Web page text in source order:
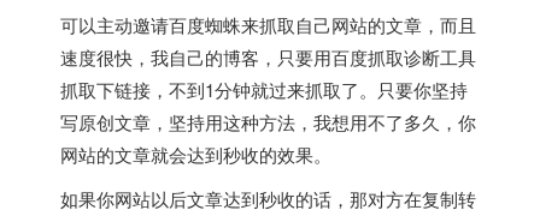
可以主动邀请百度蜘蛛来抓取自己网站的文章，而且
速度很快，我自己的博客，只要用百度抓取诊断工具
抓取下链接，不到1分钟就过来抓取了。只要你坚持
写原创文章，坚持用这种方法，我想用不了多久，你
网站的文章就会达到秒收的效果。
如果你网站以后文章达到秒收的话，那对方在复制转